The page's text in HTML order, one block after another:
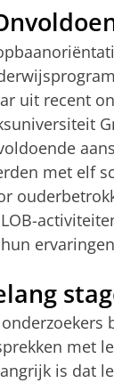
uit recent
met elf
onderzoekers
met
is dat